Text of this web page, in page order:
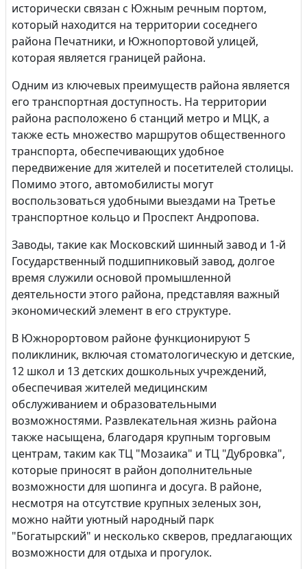
исторически связан с Южным речным портом,
который находится на территории соседнего
района Печатники, и Южнопортовой улицей,
которая является границей района.
Одним из ключевых преимуществ района является
его транспортная доступность. На территории
района расположено 6 станций метро и МЦК, а
также есть множество маршрутов общественного
транспорта, обеспечивающих удобное
передвижение для жителей и посетителей столицы.
Помимо этого, автомобилисты могут
воспользоваться удобными выездами на Третье
транспортное кольцо и Проспект Андропова.
Заводы, такие как Московский шинный завод и 1-й
Государственный подшипниковый завод, долгое
время служили основой промышленной
деятельности этого района, представляя важный
экономический элемент в его структуре.
В Южнорортовом районе функционируют 5
поликлиник, включая стоматологическую и детские,
12 школ и 13 детских дошкольных учреждений,
обеспечивая жителей медицинским
обслуживанием и образовательными
возможностями. Развлекательная жизнь района
также насыщена, благодаря крупным торговым
центрам, таким как ТЦ "Мозаика" и ТЦ "Дубровка",
которые приносят в район дополнительные
возможности для шопинга и досуга. В районе,
несмотря на отсутствие крупных зеленых зон,
можно найти уютный народный парк
"Богатырский" и несколько скверов, предлагающих
возможности для отдыха и прогулок.